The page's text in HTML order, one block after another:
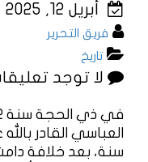
أبريل 12, 2025
فريق التحرير
تاريخ
لا توجد
العباسي القادر
سنة، بعد خلافة